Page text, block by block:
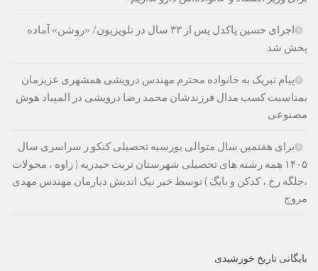
اجرای حسین پاکدل پس از ۳۳ سال در تلویزیون/ «روشن» آماده
پخش شد
پیام تبریک به خانواده محترم مهندس درویشی همشهری عزیزمان
بمناسبت کسب مدال فرزندشان محمد رضا درویشی در المپیاد هوش
مصنوعی
برای هفتمین سال متوالی بورسیه تحصیلی کنکو ر سراسری سال
۱۴۰۵ همه رشته های تحصیلی شهرستان تربت حیدریه ( زاوه ، محولات
،جلگه رخ ، کدکن و بایگ ) توسط خیر نیک اندیش دیارمان مهندس مهدی
مروج
بایگانی تاریخ خورشیدی